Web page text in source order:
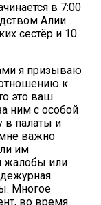
в 7:00
Алии
сестёр и 10
я призываю
к
это ваш
ним с особой
в палаты и
важно
им
жалобы или
Многое
во время